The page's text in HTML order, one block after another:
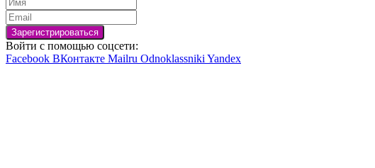
Войти с помощью соцсети:
Facebook ВКонтакте Mailru OdnoklassnikiYandex